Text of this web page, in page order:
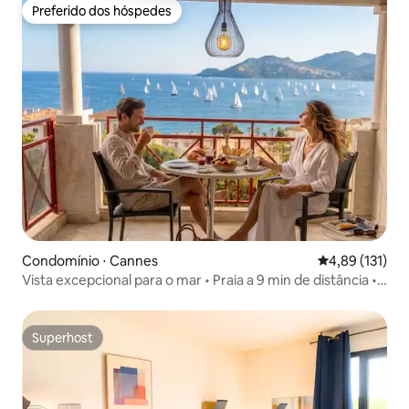
Preferido dos hóspedes
Preferido dos hóspedes
Condomínio ⋅ Cannes 4,89 de uma
4,89 (131)
Vista excepcional para o mar • Praia a 9 min de distância •
Superhost
Superhost